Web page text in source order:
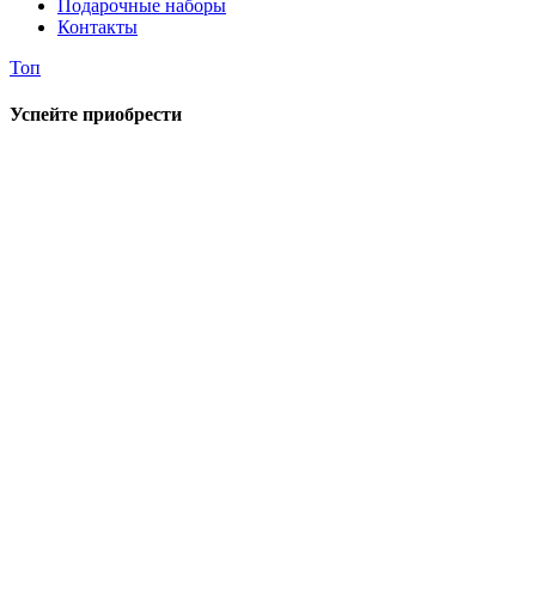
Подарочные наборы
Контакты
Топ
Успейте приобрести